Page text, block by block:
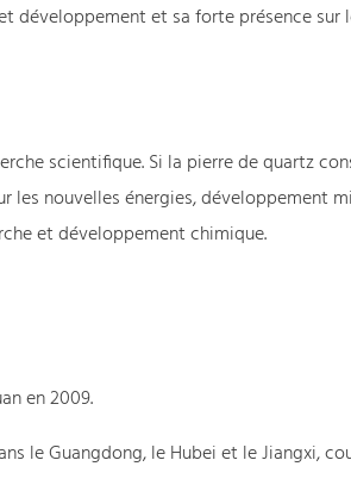
développement et sa forte présence sur
scientifique. Si la pierre de quartz
les nouvelles énergies, développement
et développement chimique.
en 2009.
le Guangdong, le Hubei et le Jiangxi,